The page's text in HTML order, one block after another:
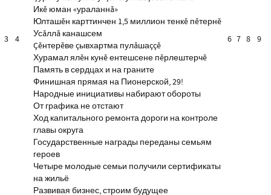
3 4
Икĕ юман «ураланнă»
Юлташĕн карттинчен 1,5 миллион тенкĕ пĕтернĕ
Усăллă канашсем
Çĕнтерĕве çывхартма пулăшаççĕ
Хурамал ялĕн кунĕ ентешсене пĕрлештерчĕ
Память в сердцах и на граните
Финишная прямая на Пионерской, 29!
Народные инициативы набирают обороты
От графика не отстают
Ход капитального ремонта дороги на контроле
главы округа
Государственные награды переданы семьям
героев
Четыре молодые семьи получили сертификаты
на жильё
Развивая бизнес, строим будущее
6 7 8 9